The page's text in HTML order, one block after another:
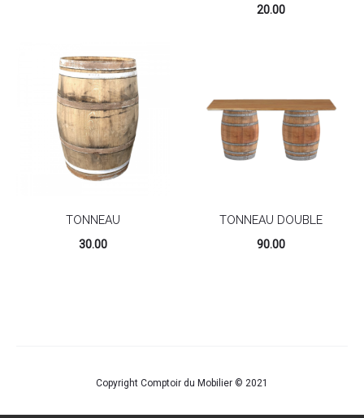
20.00
TONNEAU
30.00
TONNEAU DOUBLE
90.00
Copyright Comptoir du Mobilier © 2021